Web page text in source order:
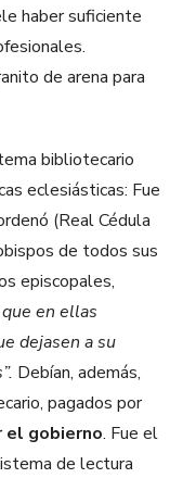
haber suficiente
de arena para
bibliotecario
eclesiásticas: Fue
(Real Cédula
de todos sus
episcopales,
en ellas
dejasen a su
Debían, además,
pagados por
el gobierno. Fue el
de lectura